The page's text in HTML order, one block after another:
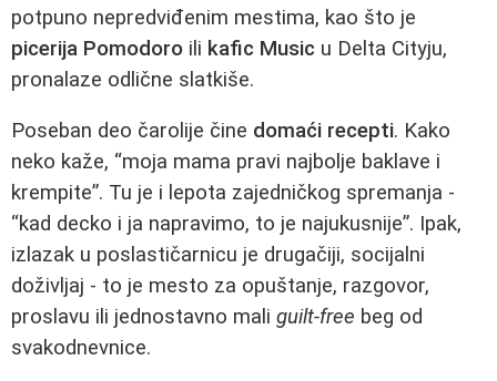
potpuno nepredviđenim mestima, kao što je
picerija Pomodoro ili kafic Music u Delta Cityju,
pronalaze odlične slatkiše.
Poseban deo čarolije čine domaći recepti. Kako
neko kaže, “moja mama pravi najbolje baklave i
krempite”. Tu je i lepota zajedničkog spremanja -
“kad decko i ja napravimo, to je najukusnije”. Ipak,
izlazak u poslastičarnicu je drugačiji, socijalni
doživljaj - to je mesto za opuštanje, razgovor,
proslavu ili jednostavno mali guilt-free beg od
svakodnevnice.